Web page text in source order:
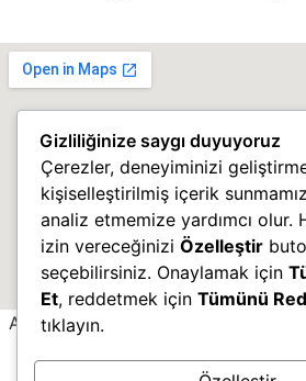
Adres: Mimar Sinan Mah. Bosna
Gizliliğinize saygı duyuyoruz
Çerezler, deneyiminizi
kişiselleştirilmiş içerik
analiz etmemize yardımcı olur.
izin vereceğinizi Özelleştir
seçebilirsiniz. Onaylamak için
Et, reddetmek için Tümünü
tıklayın.